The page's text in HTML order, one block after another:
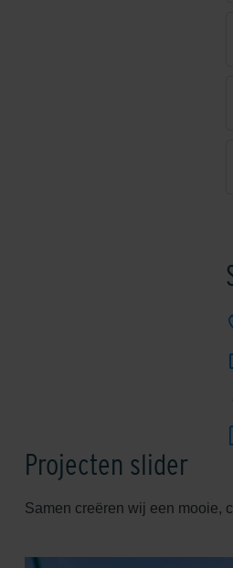
Projecten slider
Samen creëren wij een mooie,